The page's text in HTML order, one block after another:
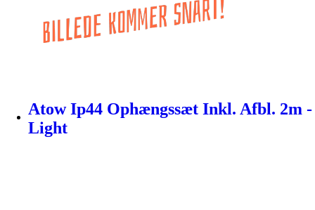
Atow Ip44 Ophængssæt Inkl. Afbl. 2m -
Light